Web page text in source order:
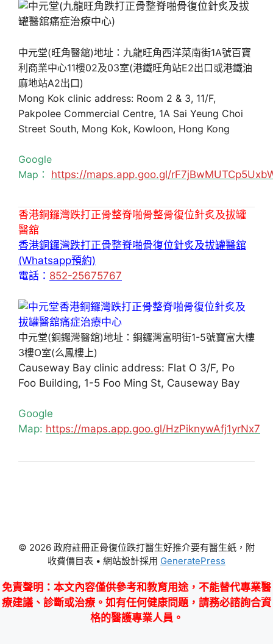
中元堂(旺角醫舘)地址：九龍旺角西洋菜南街1A號百寶
利商業中心11樓02及03室(港鐵旺角站E2出口或港鐵油
麻地站A2出口)
Mong Kok clinic address: Room 2 & 3, 11/F,
Pakpolee Commercial Centre, 1A Sai Yeung Choi
Street South, Mong Kok, Kowloon, Hong Kong
Google
Map： https://maps.app.goo.gl/
香港銅鑼灣跌打正骨整脊啪骨整骨復位針炙及拔罐
醫舘
香港銅鑼灣跌打正骨整脊啪骨復位針炙及拔罐醫舘
(Whatsapp預約)
電話： 852-25675767
中元堂(銅鑼灣醫舘)地址：銅鑼灣富明街1-5號寶富大樓
3樓O室(么鳳樓上)
Causeway Bay clinic address: Flat O 3/F, Po
Foo Building, 1-5 Foo Ming St, Causeway Bay
Google
Map: https://maps.app.goo.gl/HzPiknywAfj1yrNx7
© 2026 政府註冊正骨復位跌打醫生好推介要有醫生紙，附
收費價目表 • 網站設計採用 GeneratePress
免責聲明 ：本文內容僅供參考和教育用途，不能替代專業醫
療建議、診斷或治療。如有任何健康問題，請務必諮詢合資
格的醫護專業人員。